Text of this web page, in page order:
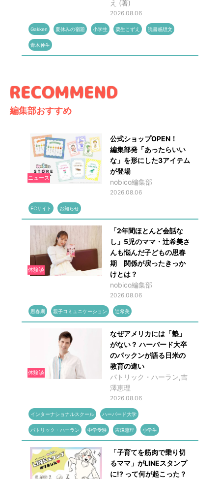
え (著)
2026.08.06
Gakken 夏休みの宿題 小学生 粟生こずえ 読書感想文
青木伸生
編集部おすすめ
ニュース
公式ショップOPEN！
編集部発「あったらいい
な」を形にした3アイテム
が登場
nobico編集部
2026.08.06
ECサイト お知らせ
体験談
「2年間ほとんど会話な
し」5児のママ・辻希美さ
んも悩んだ子どもの思春
期 関係が戻ったきっか
けとは？
nobico編集部
2026.08.06
思春期 親子コミュニケーション 辻希美
体験談
なぜアメリカには「塾」
がない？ ハーバード大卒
のパックンが語る日米の
教育の違い
パトリック・ハーラン,吉
澤恵理
2026.08.06
インターナショナルスクール ハーバード大学
パトリック・ハーラン 中学受験 吉澤恵理 小学生
「子育てを筋肉で乗り切
るママ」がLINEスタンプ
に!? って何が起こった？